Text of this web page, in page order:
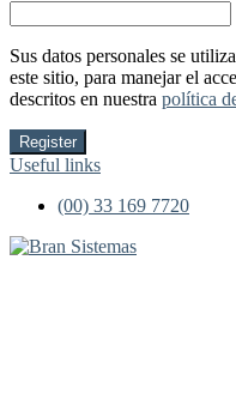
Sus datos personales se
este sitio, para manejar el
descritos en nuestra política
Register
Useful links
(00) 33 169 7720